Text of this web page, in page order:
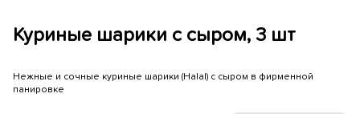
Куриные шарики с сыром, 3 шт
Нежные и сочные куриные шарики (Halal) с сыром в фирменной
панировке